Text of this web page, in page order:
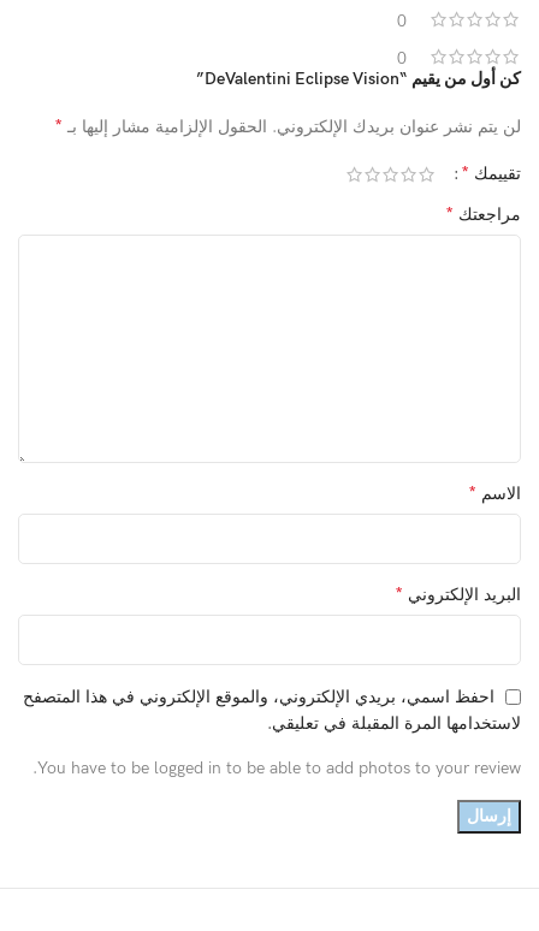
0
0
كن أول من يقيم “DeValentini Eclipse Vision”
لن يتم نشر عنوان بريدك الإلكتروني. الحقول الإلزامية مشار إليها بـ *
تقييمك *
مراجعتك *
الاسم *
البريد الإلكتروني *
احفظ اسمي، بريدي الإلكتروني، والموقع الإلكتروني في هذا المتصفح
لاستخدامها المرة المقبلة في تعليقي.
You have to be logged in to be able to add photos to your review.